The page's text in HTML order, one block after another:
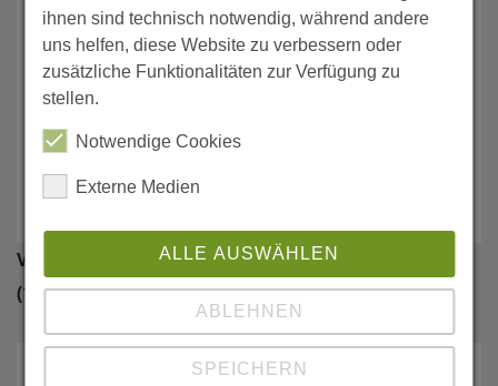
Verteilung mäßiger Hitzestresstage bei Milchkühen
(1995-2024)
ihnen sind technisch notwendig, während andere
uns helfen, diese Website zu verbessern oder
zusätzliche Funktionalitäten zur Verfügung zu
stellen.
Notwendige Cookies
Externe Medien
ALLE AUSWÄHLEN
ABLEHNEN
SPEICHERN